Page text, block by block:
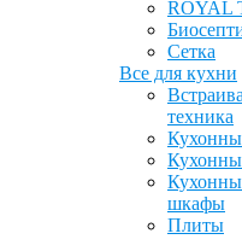
ROYAL
Сетка
Все для кухни
техника
шкафы
Плиты